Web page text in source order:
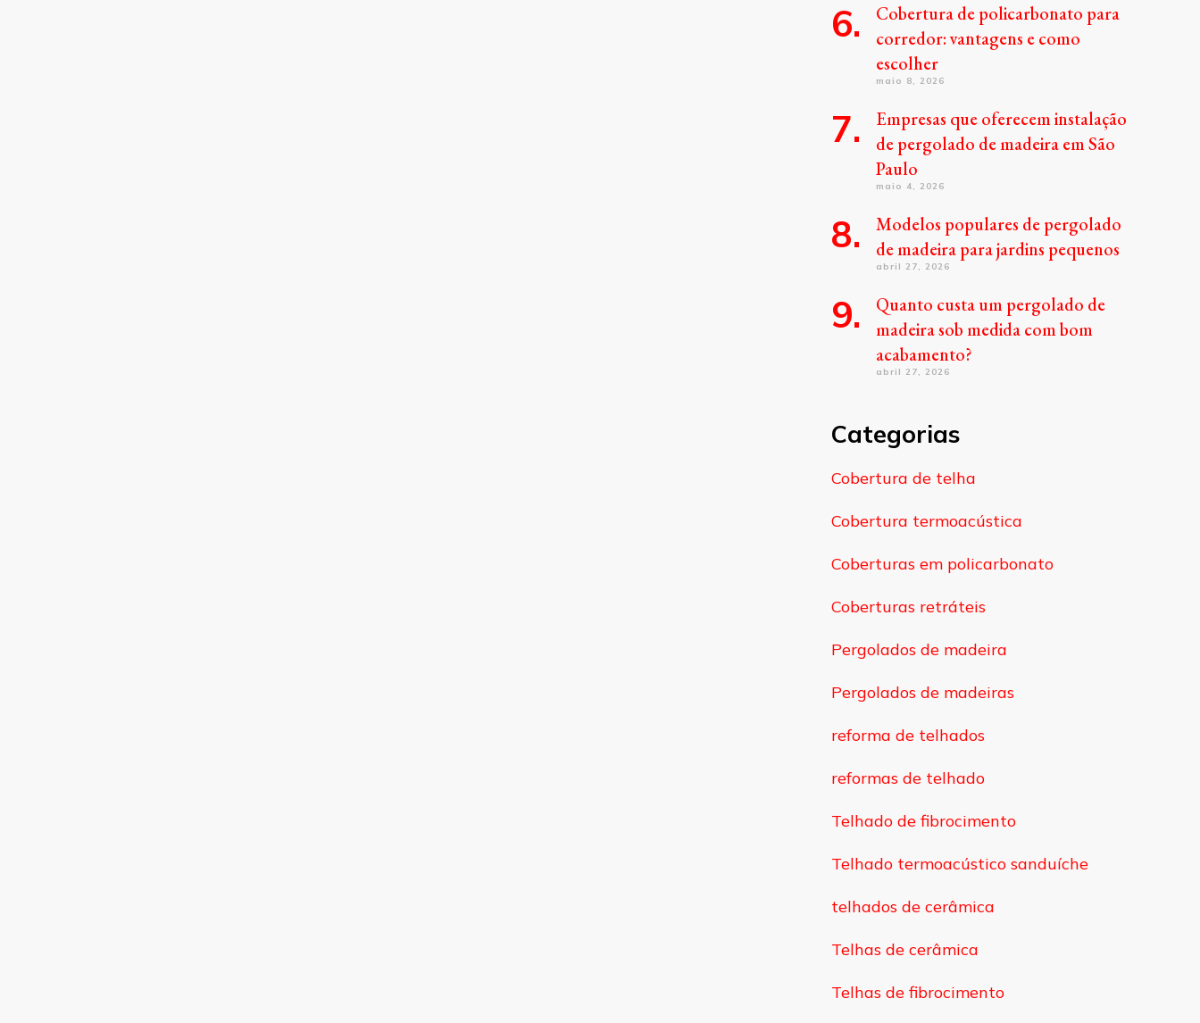
Cobertura de policarbonato para
corredor: vantagens e como
escolher
maio 8, 2026
Empresas que oferecem instalação
de pergolado de madeira em São
Paulo
maio 4, 2026
Modelos populares de pergolado
de madeira para jardins pequenos
abril 27, 2026
Quanto custa um pergolado de
madeira sob medida com bom
acabamento?
abril 27, 2026
Categorias
Cobertura de telha
Cobertura termoacústica
Coberturas em policarbonato
Coberturas retráteis
Pergolados de madeira
Pergolados de madeiras
reforma de telhados
reformas de telhado
Telhado de fibrocimento
Telhado termoacústico sanduíche
telhados de cerâmica
Telhas de cerâmica
Telhas de fibrocimento